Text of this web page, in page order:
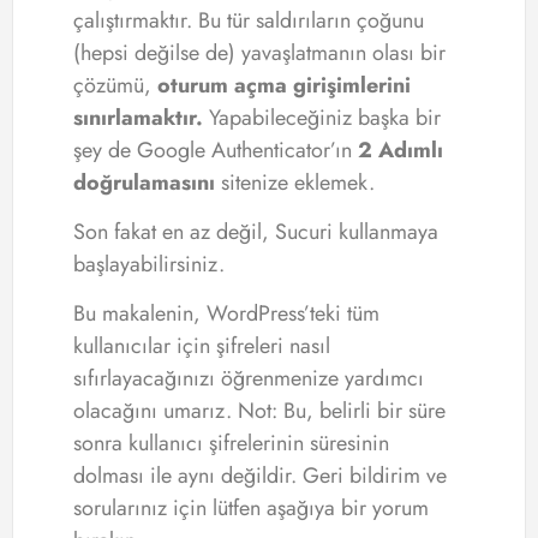
çalıştırmaktır. Bu tür saldırıların çoğunu
(hepsi değilse de) yavaşlatmanın olası bir
çözümü, oturum açma girişimlerini
sınırlamaktır. Yapabileceğiniz başka bir
şey de Google Authenticator’ın 2 Adımlı
doğrulamasını sitenize eklemek.
Son fakat en az değil, Sucuri kullanmaya
başlayabilirsiniz.
Bu makalenin, WordPress’teki tüm
kullanıcılar için şifreleri nasıl
sıfırlayacağınızı öğrenmenize yardımcı
olacağını umarız. Not: Bu, belirli bir süre
sonra kullanıcı şifrelerinin süresinin
dolması ile aynı değildir. Geri bildirim ve
sorularınız için lütfen aşağıya bir yorum